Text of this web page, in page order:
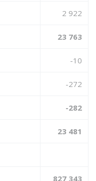
2 922
23 763
-10
-272
-282
23 481
827 343